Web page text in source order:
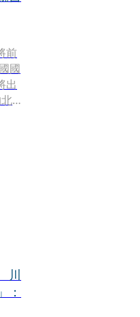
前
國
出
大
川
：